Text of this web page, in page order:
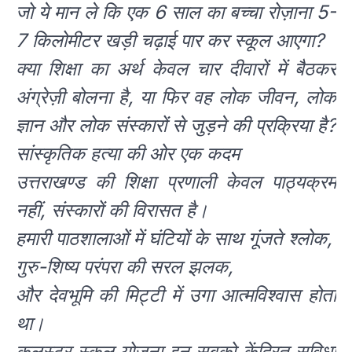
जो ये मान ले कि एक 6 साल का बच्चा रोज़ाना 5-
7 किलोमीटर खड़ी चढ़ाई पार कर स्कूल आएगा?
क्या शिक्षा का अर्थ केवल चार दीवारों में बैठकर
अंग्रेज़ी बोलना है, या फिर वह लोक जीवन, लोक
ज्ञान और लोक संस्कारों से जुड़ने की प्रक्रिया है?
सांस्कृतिक हत्या की ओर एक कदम
उत्तराखण्ड की शिक्षा प्रणाली केवल पाठ्यक्रम
नहीं, संस्कारों की विरासत है।
हमारी पाठशालाओं में घंटियों के साथ गूंजते श्लोक,
गुरु-शिष्य परंपरा की सरल झलक,
और देवभूमि की मिट्टी में उगा आत्मविश्वास होता
था।